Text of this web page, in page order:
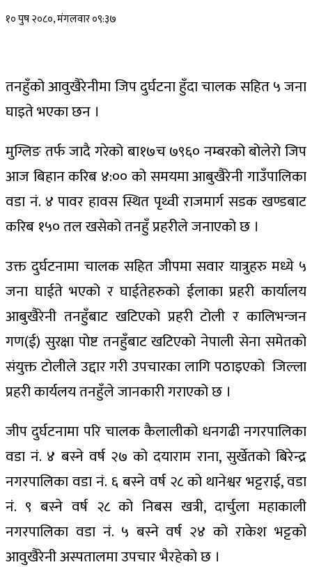
१० पुष २०८०, मंगलवार ०९:३७
तनहुँको आवुखैरेनीमा जिप दुर्घटना हुँदा चालक सहित ५ जना
घाइते भएका छन ।
मुग्लिङ तर्फ जादै गरेको बा१७च ७९६० नम्बरको बोलेरो जिप
आज बिहान करिब ४:०० को समयमा आबुखैरेनी गाउँपालिका
वडा नं. ४ पावर हावस स्थित पृथ्वी राजमार्ग सडक खण्डबाट
करिब १५० तल खसेको तनहुँ प्रहरीले जनाएको छ ।
उक्त दुर्घटनामा चालक सहित जीपमा सवार यात्रुहरु मध्ये ५
जना घाईते भएको र घाईतेहरुको ईलाका प्रहरी कार्यालय
आबुखैरेनी तनहुँबाट खटिएको प्रहरी टोली र कालिभन्जन
गण(ई) सुरक्षा पोष्ट तनहुँबाट खटिएको नेपाली सेना समेतको
संयुक्त टोलीले उद्दार गरी उपचारका लागि पठाइएको जिल्ला
प्रहरी कार्यलय तनहुँले जानकारी गराएको छ ।
जीप दुर्घटनामा परि चालक कैलालीको धनगढी नगरपालिका
वडा नं. ४ बस्ने वर्ष २७ को दयाराम राना, सुर्खेतको बिरेन्द्र
नगरपालिका वडा नं. ६ बस्ने वर्ष २८ को थानेश्वर भट्टराई, वडा
नं. ९ बस्ने वर्ष २८ को निबस खत्री, दार्चुला महाकाली
नगरपालिका वडा नं. ५ बस्ने वर्ष २४ को राकेश भट्टको
आवुखैरेनी अस्पतालमा उपचार भैरहेको छ ।